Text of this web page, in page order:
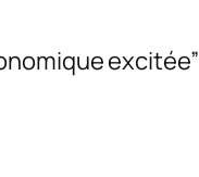
excitée”